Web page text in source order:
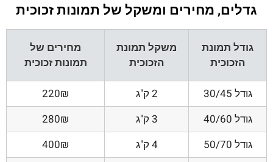
גדלים, מחירים ומשקל של תמונות זכוכית
גודל תמונת
הזכוכית
משקל תמונת
הזכוכית
מחירים של
תמונות זכוכית
גודל 30/45 2 ק"ג
220₪
גודל 40/60
3 ק"ג
280₪
גודל 50/70
4 ק"ג
400₪